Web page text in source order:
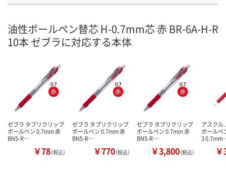
油性ボールペン替芯 H-0.7mm芯 赤 BR-6A-H-R
10本 ゼブラに対応する本体
ゼブラ タプリクリップ
ボールペン 0.7mm 赤
BN5-R…
￥78（税込）
ゼブラ タプリクリップ
ボールペン 0.7mm 赤
BN5-R…
￥770（税込）
ゼブラ タプリクリップ
ボールペン 0.7mm 赤
BN5-R…
￥3,800（税込）
アスクル
ボールペ
3 0.7mm